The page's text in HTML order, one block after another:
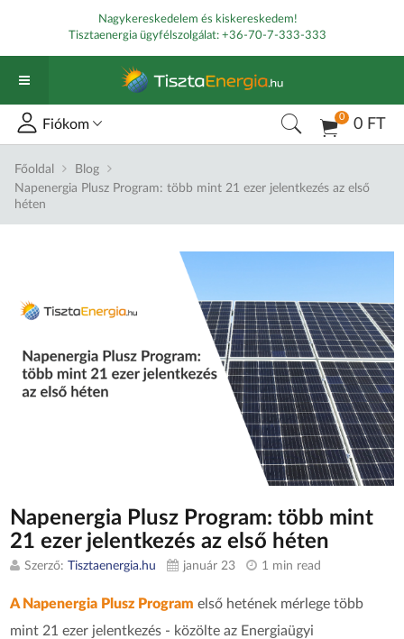
Nagykereskedelem és kiskereskedem!
Tisztaenergia ügyfélszolgálat: +36-70-7-333-333
0 0 FT
Fiókom
Főoldal
Blog
Napenergia Plusz Program: több mint 21 ezer jelentkezés az első
héten
Napenergia Plusz Program: több mint
21 ezer jelentkezés az első héten
Szerző:Tisztaenergia.hu január 23 1 min read
A Napenergia Plusz Program első hetének mérlege több
mint 21 ezer jelentkezés - közölte az Energiaügyi